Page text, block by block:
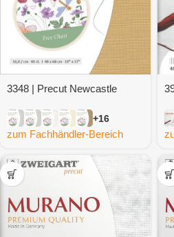
3348 | Precut Newcastle
+16
zum Fachhändler-Bereich